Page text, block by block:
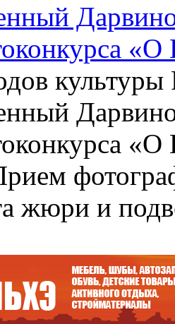
культуры
жюри и